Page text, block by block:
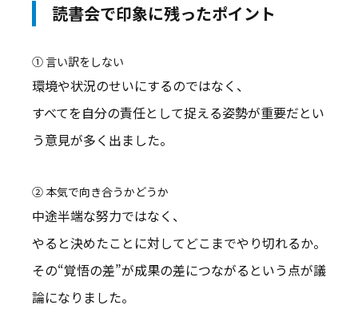
読書会で印象に残ったポイント
① 言い訳をしない
環境や状況のせいにするのではなく、
すべてを自分の責任として捉える姿勢が重要だとい
う意見が多く出ました。
② 本気で向き合うかどうか
中途半端な努力ではなく、
やると決めたことに対してどこまでやり切れるか。
その“覚悟の差”が成果の差につながるという点が議
論になりました。